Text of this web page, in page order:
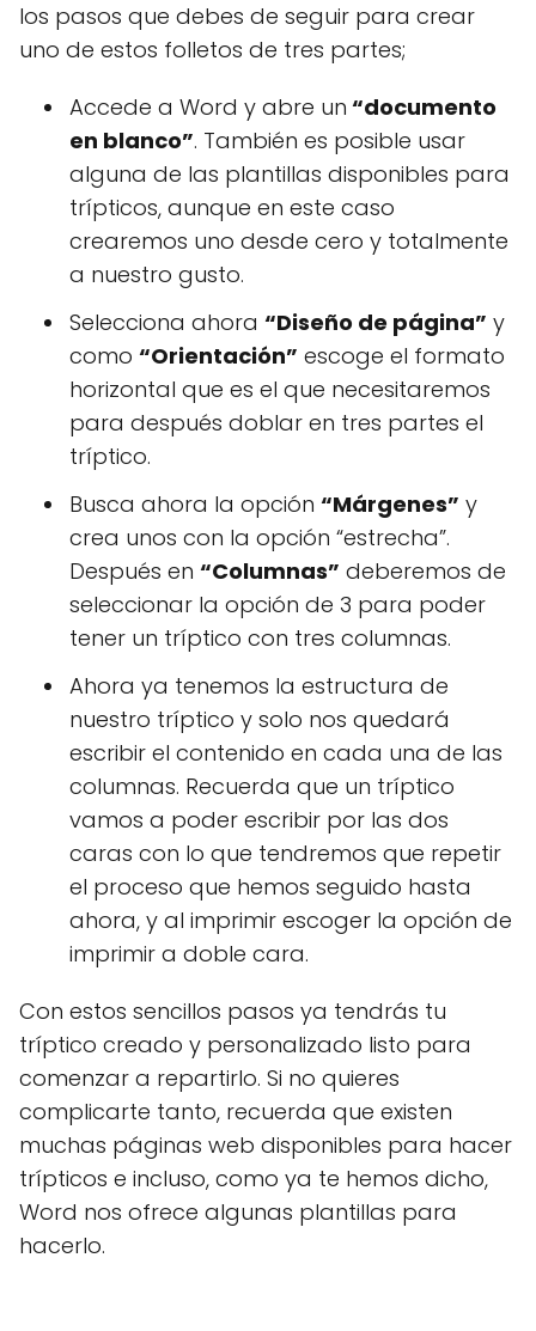
los pasos que debes de seguir para crear
uno de estos folletos de tres partes;
Accede a Word y abre un “documento
en blanco”. También es posible usar
alguna de las plantillas disponibles para
trípticos, aunque en este caso
crearemos uno desde cero y totalmente
a nuestro gusto.
Selecciona ahora “Diseño de página” y
como “Orientación” escoge el formato
horizontal que es el que necesitaremos
para después doblar en tres partes el
tríptico.
Busca ahora la opción “Márgenes” y
crea unos con la opción “estrecha”.
Después en “Columnas” deberemos de
seleccionar la opción de 3 para poder
tener un tríptico con tres columnas.
Ahora ya tenemos la estructura de
nuestro tríptico y solo nos quedará
escribir el contenido en cada una de las
columnas. Recuerda que un tríptico
vamos a poder escribir por las dos
caras con lo que tendremos que repetir
el proceso que hemos seguido hasta
ahora, y al imprimir escoger la opción de
imprimir a doble cara.
Con estos sencillos pasos ya tendrás tu
tríptico creado y personalizado listo para
comenzar a repartirlo. Si no quieres
complicarte tanto, recuerda que existen
muchas páginas web disponibles para hacer
trípticos e incluso, como ya te hemos dicho,
Word nos ofrece algunas plantillas para
hacerlo.